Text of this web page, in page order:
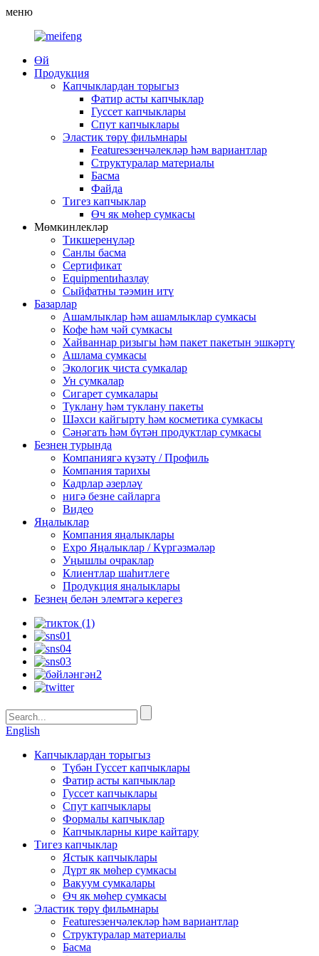
меню
Өй
Продукция
Капчыклардан торыгыз
Фатир асты капчыклар
Гуссет капчыклары
Спут капчыклары
Эластик төрү фильмнары
Featuresзенчәлекләр һәм вариантлар
Структуралар материалы
Басма
Файда
Тигез капчыклар
Өч як мөһер сумкасы
Мөмкинлекләр
Тикшеренүләр
Санлы басма
Сертификат
Equipmentиһазлау
Сыйфатны тәэмин итү
Базарлар
Ашамлыклар һәм ашамлыклар сумкасы
Кофе һәм чәй сумкасы
Хайваннар ризыгы һәм пакет пакетын эшкәртү
Ашлама сумкасы
Экологик чиста сумкалар
Ун сумкалар
Сигарет сумкалары
Туклану һәм туклану пакеты
Шәхси кайгырту һәм косметика сумкасы
Сәнәгать һәм бүтән продуктлар сумкасы
Безнең турында
Компаниягә күзәтү / Профиль
Компания тарихы
Кадрлар әзерләү
нигә безне сайларга
Видео
Яңалыклар
Компания яңалыклары
Expo Яңалыклар / Күргәзмәләр
Уңышлы очраклар
Клиентлар шаһитлеге
Продукция яңалыклары
Безнең белән элемтәгә керегез
English
Капчыклардан торыгыз
Түбән Гуссет капчыклары
Фатир асты капчыклар
Гуссет капчыклары
Спут капчыклары
Формалы капчыклар
Капчыкларны кире кайтару
Тигез капчыклар
Ястык капчыклары
Дүрт як мөһер сумкасы
Вакуум сумкалары
Өч як мөһер сумкасы
Эластик төрү фильмнары
Featuresзенчәлекләр һәм вариантлар
Структуралар материалы
Басма